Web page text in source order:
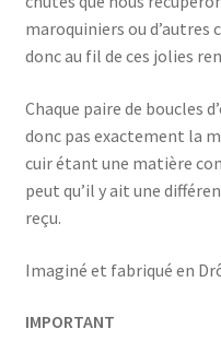
maroquiniers ou d’autres
donc au fil de ces jolies
Chaque paire de boucles
donc pas exactement la
cuir étant une matière
peut qu’il y ait une
reçu.
Imaginé et fabriqué en
IMPORTANT